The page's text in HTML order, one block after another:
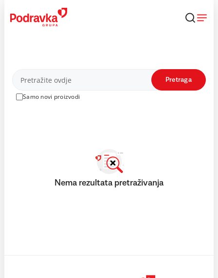
content
Proizvodi
Samo novi proizvodi
Pretraga
Nema rezultata pretraživanja